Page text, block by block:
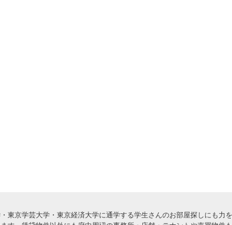
京学芸大学・東京経済大学に通学する学生さんのお部屋探しにも力